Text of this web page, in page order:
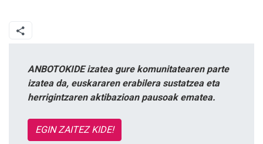
ANBOTOKIDE izatea gure komunitatearen parte
izatea da, euskararen erabilera sustatzea eta
herrigintzaren aktibazioan pausoak ematea.
EGIN ZAITEZ KIDE!